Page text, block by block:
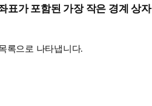
표가 포함된 가장 작은 경계 상자
록으로 나타냅니다.